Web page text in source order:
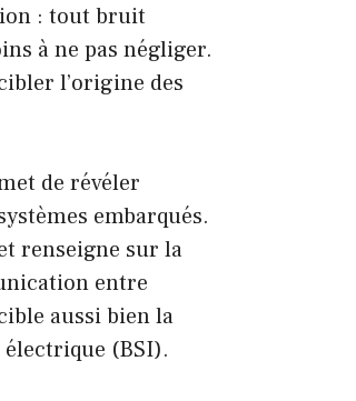
: tout bruit
à ne pas négliger.
l’origine des
de révéler
embarqués.
renseigne sur la
entre
aussi bien la
(BSI).